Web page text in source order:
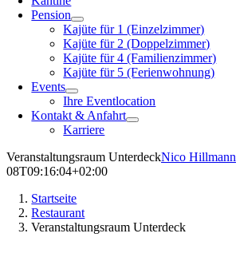
Pension
Kajüte für 1 (Einzelzimmer)
Kajüte für 2 (Doppelzimmer)
Kajüte für 4 (Familienzimmer)
Kajüte für 5 (Ferienwohnung)
Events
Ihre Eventlocation
Kontakt & Anfahrt
Karriere
Veranstaltungsraum UnterdeckNico Hillmann
08T09:16:04+02:00
Startseite
Restaurant
Veranstaltungsraum Unterdeck